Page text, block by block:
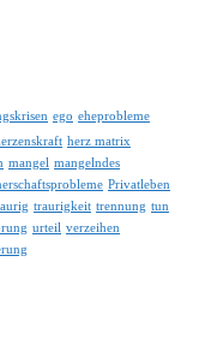
ego eheprobleme
herz matrix
mangel mangelndes
Privatleben
traurigkeit trennung tun
urteil verzeihen